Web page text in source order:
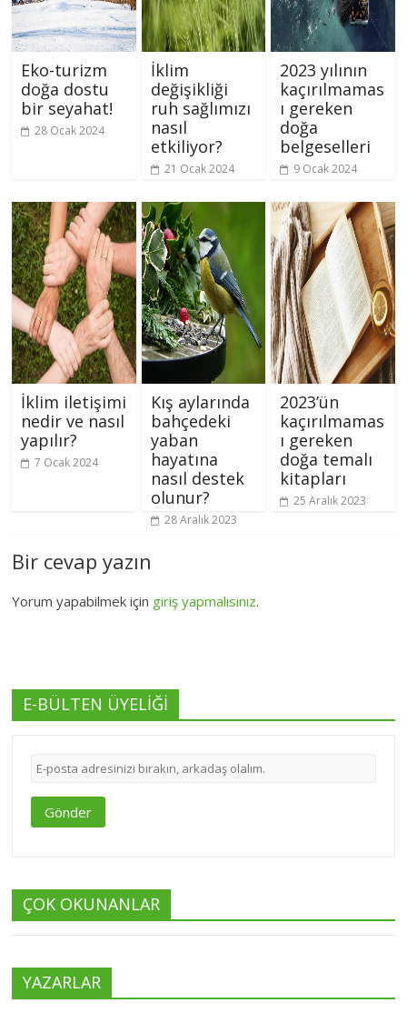
Eko-turizm
doğa dostu
bir seyahat!
28 Ocak 2024
İklim
değişikliği
ruh sağlımızı
nasıl
etkiliyor?
21 Ocak 2024
2023 yılının
kaçırılmamas
ı gereken
doğa
belgeselleri
9 Ocak 2024
İklim iletişimi
nedir ve nasıl
yapılır?
7 Ocak 2024
Kış aylarında
bahçedeki
yaban
hayatına
nasıl destek
olunur?
28 Aralık 2023
2023’ün
kaçırılmamas
ı gereken
doğa temalı
kitapları
25 Aralık 2023
Bir cevap yazın
Yorum yapabilmek için giriş yapmalısınız.
E-BÜLTEN ÜYELİĞİ
Gönder
ÇOK OKUNANLAR
YAZARLAR